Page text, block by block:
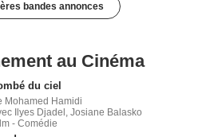
bandes annonces
au Cinéma
du ciel
Mohamed Hamidi
Ilyes Djadel, Josiane Balasko
- Comédie